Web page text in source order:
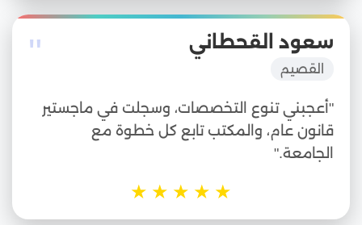
" سعود القحطاني
القصيم
"أعجبني تنوع التخصصات، وسجلت في ماجستير
قانون عام، والمكتب تابع كل خطوة مع
الجامعة."
★
★
★
★
★